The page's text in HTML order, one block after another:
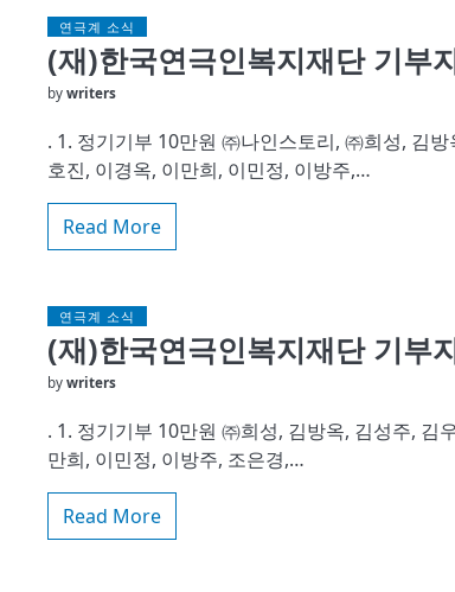
연극계 소식
(재)한국연극인복지재단 기부
by writers
. 1. 정기기부 10만원 ㈜나인스토리, ㈜희성, 김
호진, 이경옥, 이만희, 이민정, 이방주,…
Read More
연극계 소식
(재)한국연극인복지재단 기부
by writers
. 1. 정기기부 10만원 ㈜희성, 김방옥, 김성주, 김
만희, 이민정, 이방주, 조은경,…
Read More